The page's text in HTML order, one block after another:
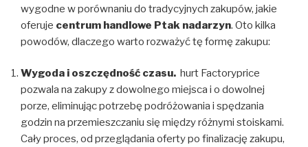
wygodne w porównaniu do tradycyjnych zakupów, jakie
oferuje centrum handlowe Ptak nadarzyn. Oto kilka
powodów, dlaczego warto rozważyć tę formę zakupu:
Wygoda i oszczędność czasu. hurt Factoryprice
pozwala na zakupy z dowolnego miejsca i o dowolnej
porze, eliminując potrzebę podróżowania i spędzania
godzin na przemieszczaniu się między różnymi stoiskami.
Cały proces, od przeglądania oferty po finalizację zakupu,